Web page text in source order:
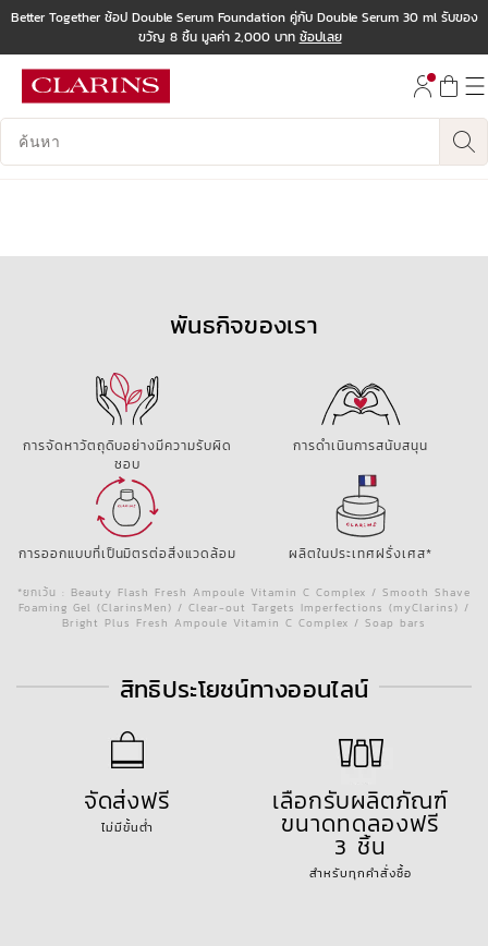
ไปที่ส่วนท้าย
Better Together ช้อป Double Serum Foundation คู่กับ Double Serum 30 ml รับของ
ขวัญ 8 ชิ้น มูลค่า 2,000 บาท ช้อปเลย
บันทึกข้อมูลค้นหา
พันธกิจของเรา
การจัดหาวัตถุดิบอย่างมีความรับผิด
ชอบ
การดำเนินการสนับสนุน
การออกแบบที่เป็นมิตรต่อสิ่งแวดล้อม ผลิตในประเทศฝรั่งเศส*
*ยกเว้น : Beauty Flash Fresh Ampoule Vitamin C Complex / Smooth Shave
Foaming Gel (ClarinsMen) / Clear-out Targets Imperfections (myClarins) /
Bright Plus Fresh Ampoule Vitamin C Complex / Soap bars
สิทธิประโยชน์ทางออนไลน์
จัดส่งฟรี
ไม่มีขั้นต่ำ
เลือกรับผลิตภัณฑ์
ขนาดทดลองฟรี
3 ชิ้น
สำหรับทุกคำสั่งซื้อ